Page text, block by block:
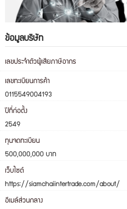
ข้อมูลบริษัท
เลขประจำตัวผู้เสียภาษีอากร
เลขทะเบียนการค้า
0115549004193
ปีที่ก่อตั้ง
2549
ทุนจดทะเบียน
500,000,000 บาท
เว็บไซต์
https://siamchaiintertrade.com/about/
อีเมล์ส่วนกลาง